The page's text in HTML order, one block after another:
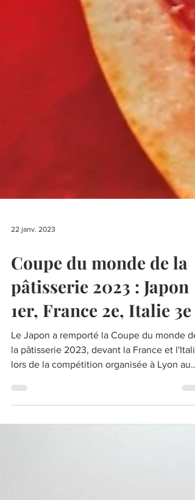
22 janv. 2023
Coupe du monde de la
pâtisserie 2023 : Japon
1er, France 2e, Italie 3e
la pâtisserie 2023, devant la France et
lors de la compétition organisée à Lyon au
Sirha